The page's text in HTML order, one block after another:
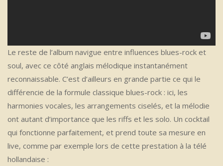
Le reste de l’album navigue entre influences blues-rock et
soul, avec ce côté anglais mélodique instantanément
reconnaissable. C’est d’ailleurs en grande partie ce qui le
différencie de la formule classique blues-rock : ici, les
harmonies vocales, les arrangements ciselés, et la mélodie
ont autant d’importance que les riffs et les solo. Un cocktail
qui fonctionne parfaitement, et prend toute sa mesure en
live, comme par exemple lors de cette prestation à la télé
hollandaise :